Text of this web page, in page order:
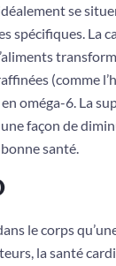
se
spécifiques. La
(comme
oméga-6. La
façon de
santé.
le corps
la santé